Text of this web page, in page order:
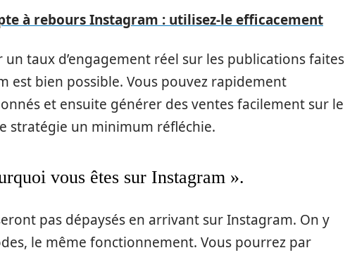
à rebours Instagram : utilisez-le efficacement
un taux d’engagement réel sur les publications faites
est bien possible. Vous pouvez rapidement
et ensuite générer des ventes facilement sur le
stratégie un minimum réfléchie.
vous êtes sur Instagram ».
pas dépaysés en arrivant sur Instagram. On y
le même fonctionnement. Vous pourrez par